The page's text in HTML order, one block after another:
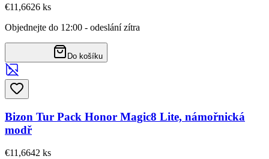
€11,6626 ks
Objednejte do 12:00 - odeslání zítra
Do košíku
Bizon Tur Pack Honor Magic8 Lite, námořnická
modř
€11,6642 ks